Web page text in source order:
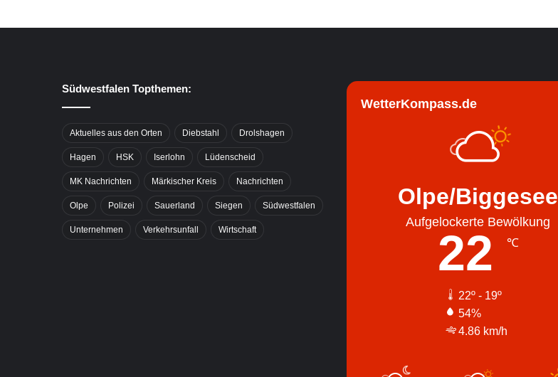
Südwestfalen Topthemen:
Aktuelles aus den Orten Diebstahl Drolshagen
Hagen HSK Iserlohn Lüdenscheid
MK Nachrichten Märkischer Kreis Nachrichten
Olpe Polizei Sauerland Siegen Südwestfalen
Unternehmen Verkehrsunfall Wirtschaft
WetterKompass.de
Olpe/Biggesee
Aufgelockerte Bewölkung
22 ℃
22º - 19º
54%
4.86 km/h